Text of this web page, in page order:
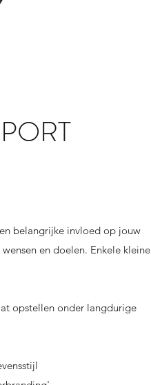
belangrijke invloed op jouw
en doelen. Enkele kleine
opstellen onder langdurige